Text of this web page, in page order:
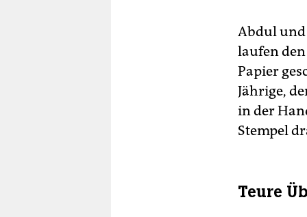
Abdul und
laufen den
Papier
Jährige,
in der
Stempel
Teure